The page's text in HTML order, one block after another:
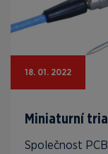
18. 01. 2022
Miniaturní
Společnost